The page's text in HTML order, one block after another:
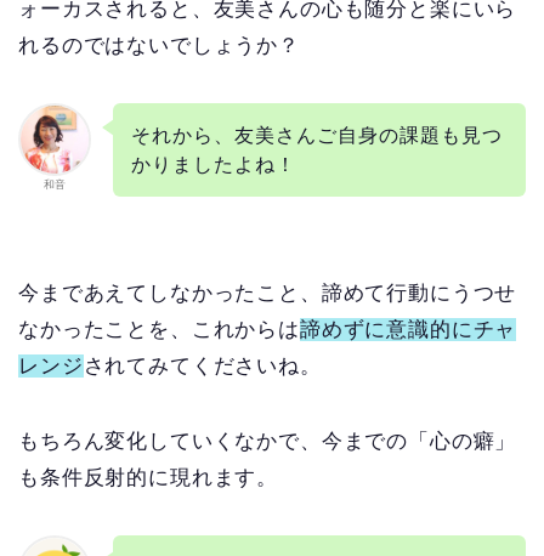
ォーカスされると、友美さんの心も随分と楽にいら
れるのではないでしょうか？
和音
それから、友美さんご自身の課題も見つ
かりましたよね！
今まであえてしなかったこと、諦めて行動にうつせ
なかったことを、これからは諦めずに意識的にチャ
レンジ されてみてくださいね。
もちろん変化していくなかで、今までの「心の癖」
も条件反射的に現れます。